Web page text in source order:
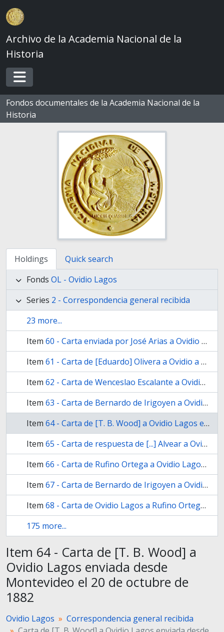
Skip to main content
Archivo de la Academia Nacional de la
Historia
Toggle navigation
Fondos documentales de la Academia Nacional de la
Historia
Holdings
Quick search
Fonds OL - Ovidio Lagos
Series 2 - Correspondencia general recibida
23 more...
Item 60 - Carta enviada por José Arias a Ovidio Lagos desde Buenos Aires el 27 de marzo de 1879
Item 61 - Carta de [Eduardo] Olivera a Ovidio a Lagos enviada desde Junín en 1879
Item 62 - Carta de Wenceslao Escalante a Ovidio Lagos enviada el 1° de julio de 1879
Item 63 - Carta de Bernardo de Irigoyen a Ovidio Lagos enviada desde Buenos Aires el 10 de agosto de 1879
Item 64 - Carta de [T. B. Wood] a Ovidio Lagos enviada desde Montevideo el 20 de octubre de 1882
Item 65 - Carta de respuesta de [...] Alvear a Ovidio Lagos enviada el 4 de octubre de 1883
Item 66 - Carta de Rufino Ortega a Ovidio Lagos enviada desde Mendoza con fecha del 15 de noviembre de 1883
Item 67 - Carta de Bernardo de Irigoyen a Ovidio Lagos enviada desde Buenos Aires el 23 de enero de 1884
Item 68 - Carta de Ovidio Lagos a Rufino Ortega, gobernador de la provincia de Mendoza y coronel, enviada desde Rosario el 29 de mayo de 1884
175 more...
Item 64 - Carta de [T. B. Wood] a
Ovidio Lagos enviada desde
Montevideo el 20 de octubre de
1882
Ovidio Lagos
Correspondencia general recibida